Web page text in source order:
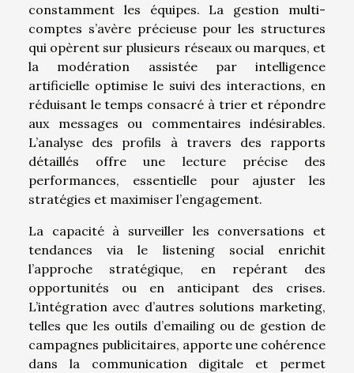
constamment les équipes. La gestion multi-
comptes s’avère précieuse pour les structures
qui opèrent sur plusieurs réseaux ou marques, et
la modération assistée par intelligence
artificielle optimise le suivi des interactions, en
réduisant le temps consacré à trier et répondre
aux messages ou commentaires indésirables.
L’analyse des profils à travers des rapports
détaillés offre une lecture précise des
performances, essentielle pour ajuster les
stratégies et maximiser l’engagement.
La capacité à surveiller les conversations et
tendances via le listening social enrichit
l’approche stratégique, en repérant des
opportunités ou en anticipant des crises.
L’intégration avec d’autres solutions marketing,
telles que les outils d’emailing ou de gestion de
campagnes publicitaires, apporte une cohérence
dans la communication digitale et permet